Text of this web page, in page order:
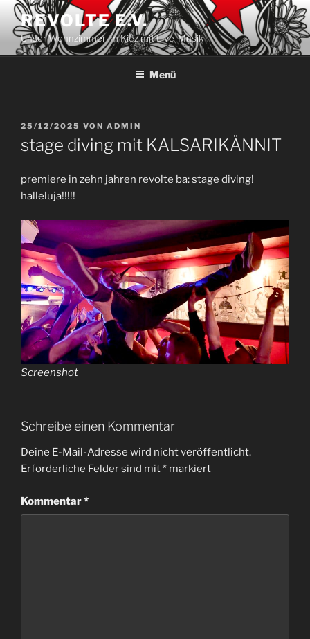
Zum
Inhalt
springen
REVOLTE E.V.
Unser Wohnzimmer im Kiez mit Live-Musik
Menü
VERÖFFENTLICHT
AM
25/12/2025 VON ADMIN
stage diving mit KALSARIKÄNNIT
premiere in zehn jahren revolte ba: stage diving!
halleluja!!!!!
Screenshot
Schreibe einen Kommentar
Deine E-Mail-Adresse wird nicht veröffentlicht.
Erforderliche Felder sind mit* markiert
Kommentar*